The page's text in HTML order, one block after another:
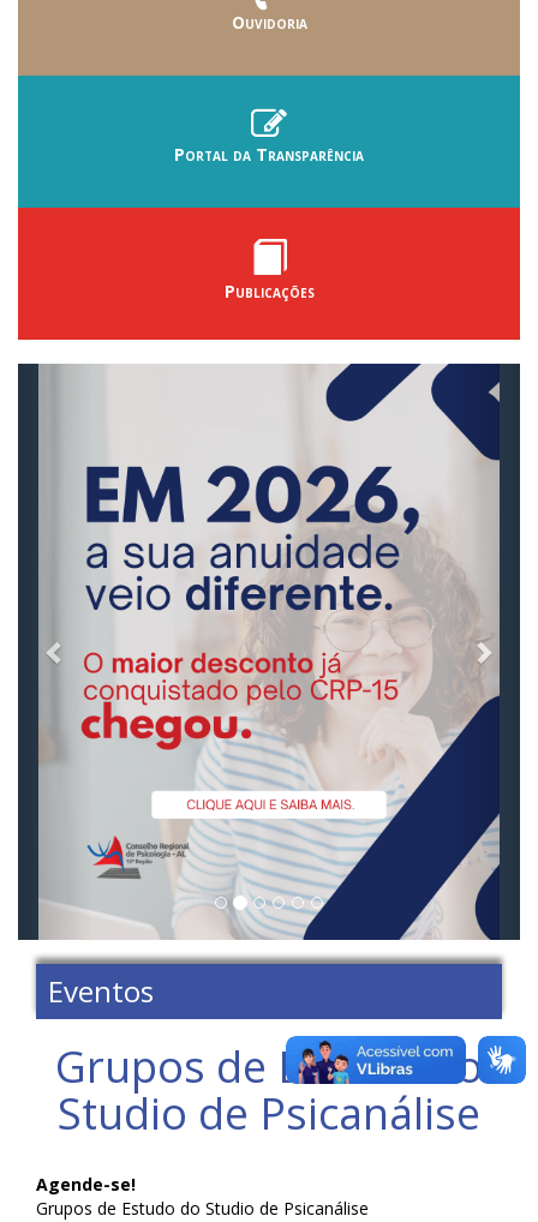
Ouvidoria
Portal da Transparência
Publicações
Eventos
Grupos de Estudo do
Studio de Psicanálise
Agende-se!
Grupos de Estudo do Studio de Psicanálise